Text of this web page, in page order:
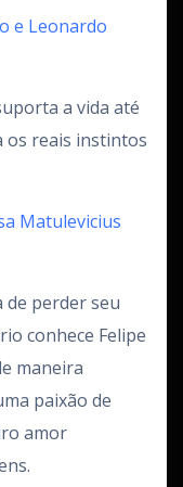
e Leonardo
a vida até
os reais instintos
Matulevicius
de perder seu
conhece Felipe
maneira
paixão de
amor